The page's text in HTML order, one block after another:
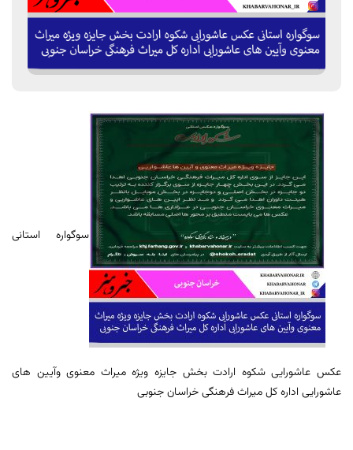
سوگواره استانی
عکس عاشورایی شکوه ارادت بخش جایزه ویژه میراث معنوی وآیین های
عاشورایی اداره کل میراث فرهنگی خراسان جنوبی